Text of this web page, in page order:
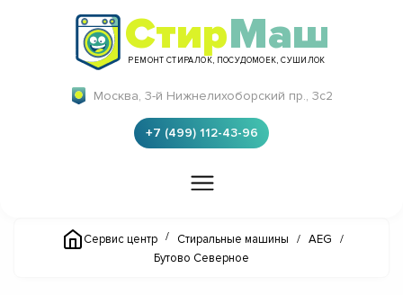
СтирМаш
РЕМОНТ СТИРАЛОК, ПОСУДОМОЕК, СУШИЛОК
Москва, 3-й Нижнелихоборский пр., 3с2
+7 (499) 112-43-96
Сервис центр / Стиральные машины / AEG
/
Бутово Северное